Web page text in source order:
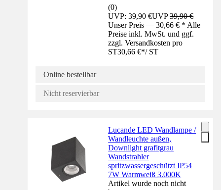
(0)
UVP: 39,90 €UVP39,90 €
Unser Preis — 30,66 € * Alle
Preise inkl. MwSt. und ggf.
zzgl. Versandkosten pro
ST30,66 €*/ ST
Online bestellbar
Nicht reservierbar
Lucande LED Wandlampe /
Wandleuchte außen,
Downlight grafitgrau
Wandstrahler
spritzwassergeschützt IP54
7W Warmweiß 3.000K
Artikel wurde noch nicht